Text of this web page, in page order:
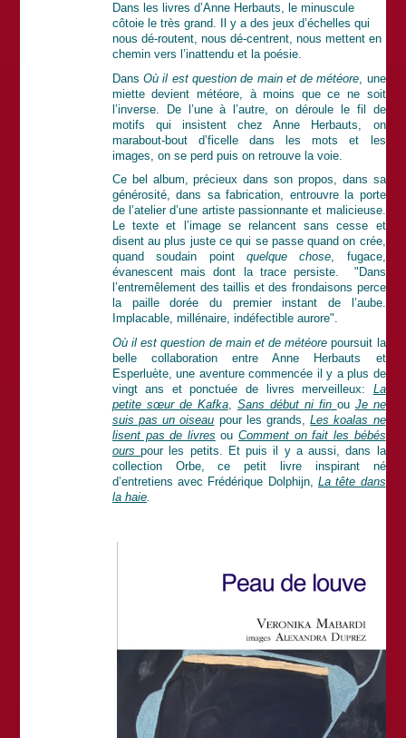
Dans les livres d’Anne Herbauts, le minuscule
côtoie le très grand. Il y a des jeux d’échelles qui
nous dé-routent, nous dé-centrent, nous mettent en
chemin vers l’inattendu et la poésie.
DansOù il est question de main et de météore , une
miette devient météore, à moins que ce ne soit
l’inverse. De l’une à l’autre, on déroule le fil de
motifs qui insistent chez Anne Herbauts, on
marabout-bout d’ficelle dans les mots et les
images, on se perd puis on retrouve la voie.
Ce bel album, précieux dans son propos, dans sa
générosité, dans sa fabrication, entrouvre la porte
de l’atelier d’une artiste passionnante et malicieuse.
Le texte et l’image se relancent sans cesse et
disent au plus juste ce qui se passe quand on crée,
quand soudain point quelque chose, fugace,
évanescent mais dont la trace persiste. "Dans
l’entremêlement des taillis et des frondaisons perce
la paille dorée du premier instant de l’aube.
Implacable, millénaire, indéfectible aurore".
Où il est question de main et de météore poursuit la
belle collaboration entre Anne Herbauts et
Esperluète, une aventure commencée il y a plus de
vingt ans et ponctuée de livres merveilleux: La
petite sœur de Kafka, Sans début ni fin ou Je ne
suis pas un oiseau pour les grands,Les koalas ne
lisent pas de livres ouComment on fait les bébés
ours pour les petits. Et puis il y a aussi, dans la
collection Orbe, ce petit livre inspirant né
d’entretiens avec Frédérique Dolphijn,La tête dans
la haie.